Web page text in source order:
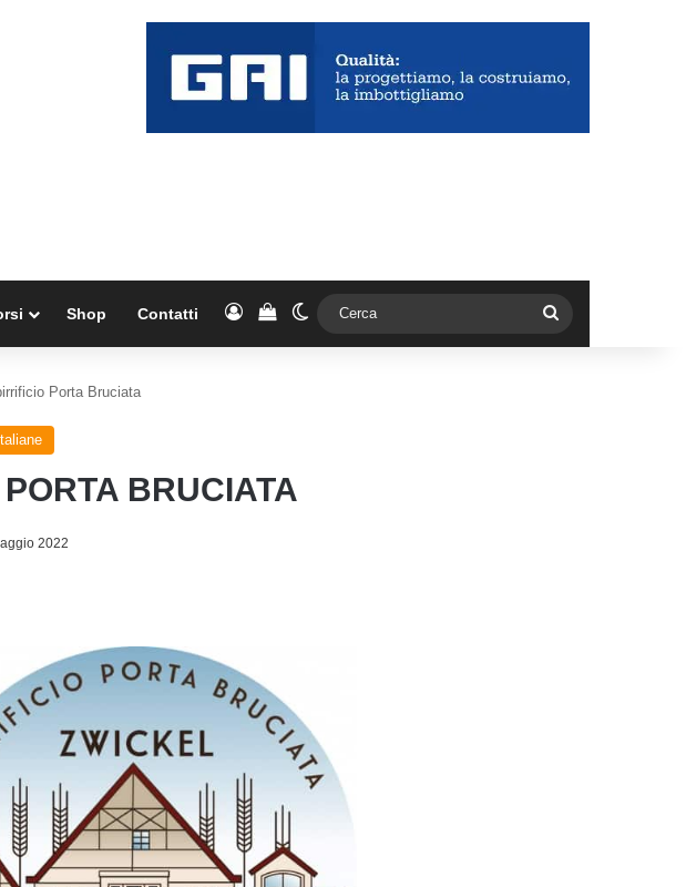
Shop Contatti AccediVedi il carrello
Cambia aspetto
Porta Bruciata
BRUCIATA
2022